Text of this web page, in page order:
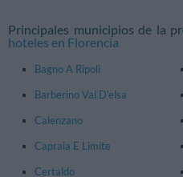
Principales municipios de la
hoteles en Florencia
Bagno A Ripoli
Barberino Val D'elsa
Calenzano
Capraia E Limite
Certaldo